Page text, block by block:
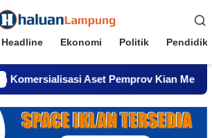
Headline Ekonomi Politik
Aset Pemprov Kian Menguat